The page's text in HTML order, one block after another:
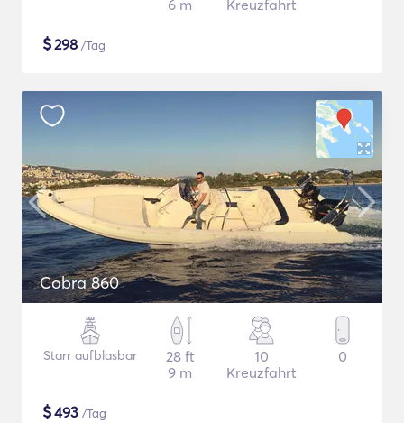
6 m Kreuzfahrt
$298 /Tag
Cobra 860
Starr aufblasbar
28 ft
9 m
10
Kreuzfahrt
0
$493 /Tag